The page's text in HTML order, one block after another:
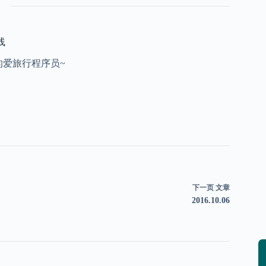
爱旅行程序员~
下一页 文章
2016.10.06